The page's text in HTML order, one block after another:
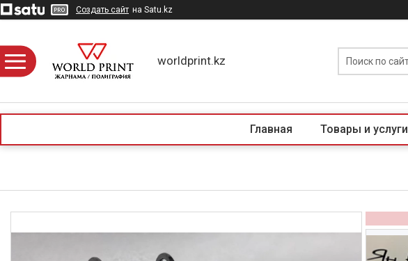
Создать сайт на Satu.kz
worldprint.kz
Главная Товары и услуги